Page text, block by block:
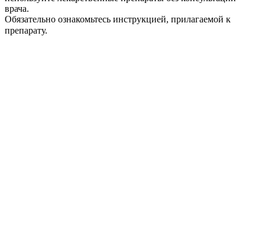
врача.
Обязательно ознакомьтесь инструкцией, прилагаемой к
препарату.